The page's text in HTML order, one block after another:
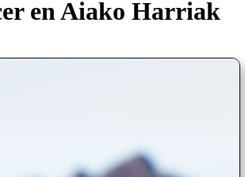
en Aiako Harriak